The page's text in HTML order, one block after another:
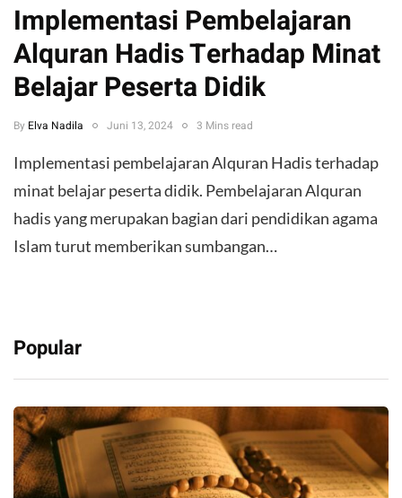
Implementasi Pembelajaran
Alquran Hadis Terhadap Minat
Belajar Peserta Didik
By Elva Nadila Juni 13, 2024 3 Mins read
Implementasi pembelajaran Alquran Hadis terhadap
minat belajar peserta didik. Pembelajaran Alquran
hadis yang merupakan bagian dari pendidikan agama
Islam turut memberikan sumbangan…
Popular